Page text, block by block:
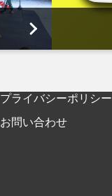
プライバシーポリシー
お問い合わせ